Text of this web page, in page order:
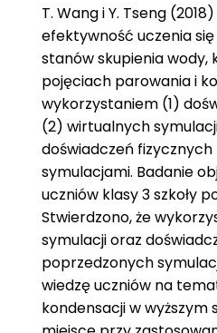
T. Wang i Y. Tseng
efektywność uczenia
stanów skupienia wody,
pojęciach parowania i
wykorzystaniem (1)
(2) wirtualnych
doświadczeń
symulacjami. Badanie
uczniów klasy 3 szkoły
Stwierdzono, że
symulacji oraz
poprzedzonych
wiedzę uczniów na
kondensacji w wyższym